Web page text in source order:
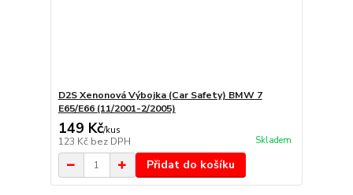
D2S Xenonová Výbojka (Car Safety) BMW 7
E65/E66 (11/2001-2/2005)
149 Kč/kus
123 Kč bez DPH Skladem
Přidat do košíku